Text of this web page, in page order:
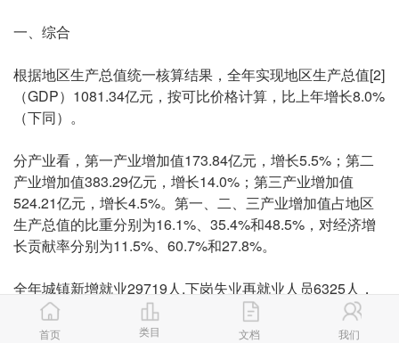
一、综合
根据地区生产总值统一核算结果，全年实现地区生产总值[2]
（GDP）1081.34亿元，按可比价格计算，比上年增长8.0%
（下同）。
分产业看，第一产业增加值173.84亿元，增长5.5%；第二
产业增加值383.29亿元，增长14.0%；第三产业增加值
524.21亿元，增长4.5%。第一、二、三产业增加值占地区
生产总值的比重分别为16.1%、35.4%和48.5%，对经济增
长贡献率分别为11.5%、60.7%和27.8%。
全年城镇新增就业29719人,下岗失业再就业人员6325人，
农村劳动力转移就业新增67517人次。年末城镇登记失业人
员12629人，城镇登记失业率为2.75%。
首页 类目 文档 我们